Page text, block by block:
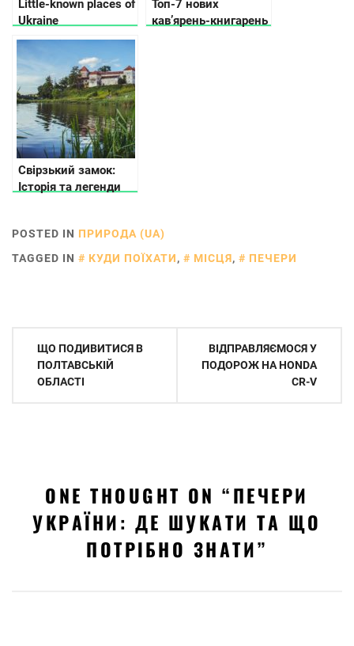
Little-known places of
Ukraine
Топ-7 нових
кавʼярень-книгарень
Свірзький замок:
Історія та легенди
POSTED IN ПРИРОДА (UA)
TAGGED IN
КУДИ ПОЇХАТИ, МІСЦЯ, ПЕЧЕРИ
Навігація
записів
ЩО ПОДИВИТИСЯ В
ПОЛТАВСЬКІЙ
ОБЛАСТІ
ВІДПРАВЛЯЄМОСЯ У
ПОДОРОЖ НА HONDA
CR-V
ONE THOUGHT ON “ПЕЧЕРИ
УКРАЇНИ: ДЕ ШУКАТИ ТА ЩО
ПОТРІБНО ЗНАТИ”